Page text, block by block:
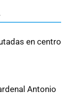
en centro
Antonio